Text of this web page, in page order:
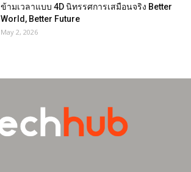
ข้ามเวลาแบบ 4D นิทรรศการเสมือนจริง Better
World, Better Future
May 2, 2026